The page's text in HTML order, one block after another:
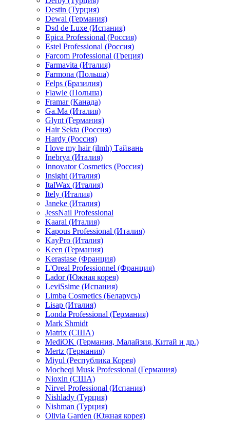
Destin (Турция)
Dewal (Германия)
Dsd de Luxe (Испания)
Epica Professional (Россия)
Estel Professional (Россия)
Farcom Professional (Греция)
Farmavita (Италия)
Farmona (Польша)
Felps (Бразилия)
Flawle (Польша)
Framar (Канада)
Ga.Ma (Италия)
Glynt (Германия)
Hair Sekta (Россия)
Hardy (Россия)
I love my hair (ilmh) Тайвань
Inebrya (Италия)
Innovator Cosmetics (Россия)
Insight (Италия)
ItalWax (Италия)
Itely (Италия)
Janeke (Италия)
JessNail Professional
Kaaral (Италия)
Kapous Professional (Италия)
KayPro (Италия)
Keen (Германия)
Kerastase (Франция)
L'Oreal Professionnel (Франция)
Lador (Южная корея)
LeviSsime (Испания)
Limba Cosmetics (Беларусь)
Lisap (Италия)
Londa Professional (Германия)
Mark Shmidt
Matrix (США)
MediOK (Германия, Малайзия, Китай и др.)
Mertz (Германия)
Miyul (Республика Корея)
Mocheqi Musk Professional (Германия)
Nioxin (США)
Nirvel Professional (Испания)
Nishlady (Турция)
Nishman (Турция)
Olivia Garden (Южная корея)